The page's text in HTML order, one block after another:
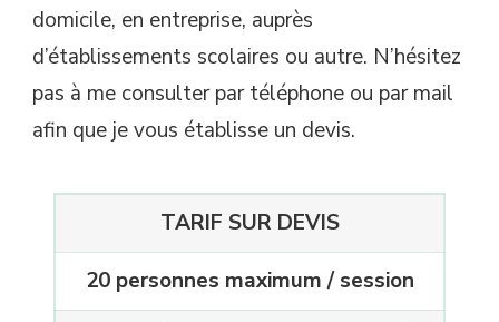
domicile, en entreprise, auprès
d’établissements scolaires ou autre. N’hésitez
pas à me consulter par téléphone ou par mail
afin que je vous établisse un devis.
TARIF SUR DEVIS
20 personnes maximum / session